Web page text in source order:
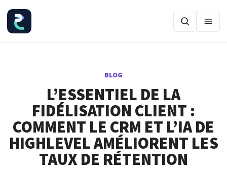
BLOG
L’ESSENTIEL DE LA
FIDÉLISATION CLIENT :
COMMENT LE CRM ET L’IA DE
HIGHLEVEL AMÉLIORENT LES
TAUX DE RÉTENTION